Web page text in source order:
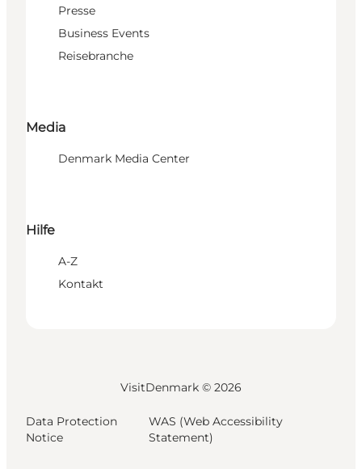
Presse
Business Events
Reisebranche
Media
Denmark Media Center
Hilfe
A-Z
Kontakt
VisitDenmark © 2026
Data Protection
Notice
WAS (Web Accessibility
Statement)